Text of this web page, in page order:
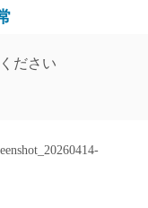
ださい